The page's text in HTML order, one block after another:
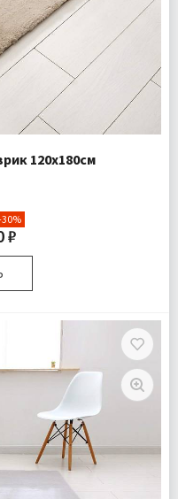
120х180см
₽
2050 гр/м
Коврик 1 шт
Искусcтвенный мех
Бесплатно